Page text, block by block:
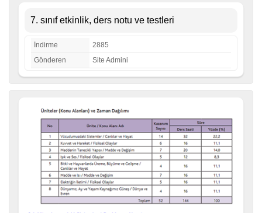
7. sınıf etkinlik, ders notu ve testleri
İndirme
2885
Gönderen
Site Admini